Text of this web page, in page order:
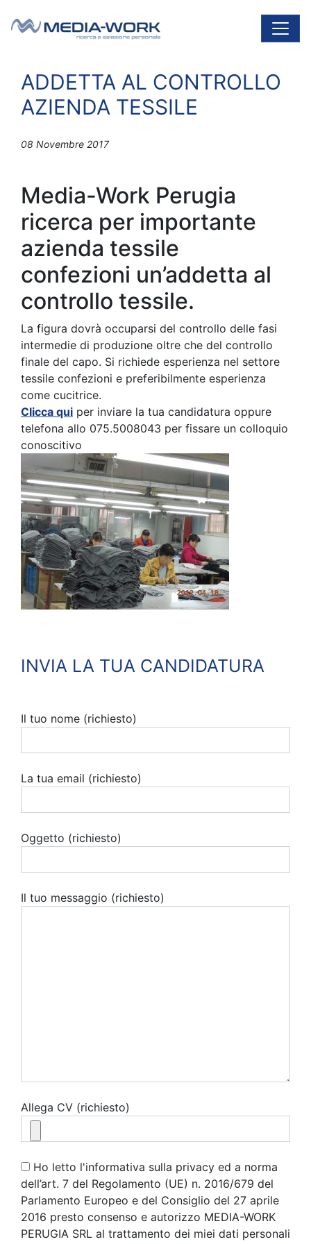
Navigazione principale
ADDETTA AL CONTROLLO
AZIENDA TESSILE
08 Novembre 2017
Media-Work Perugia
ricerca per importante
azienda tessile
confezioni un’addetta al
controllo tessile.
La figura dovrà occuparsi del controllo delle fasi
intermedie di produzione oltre che del controllo
finale del capo. Si richiede esperienza nel settore
tessile confezioni e preferibilmente esperienza
come cucitrice.
Clicca qui per inviare la tua candidatura oppure
telefona allo 075.5008043 per fissare un colloquio
conoscitivo
INVIA LA TUA CANDIDATURA
Il tuo nome (richiesto)
La tua email (richiesto)
Oggetto (richiesto)
Il tuo messaggio (richiesto)
Allega CV (richiesto)
Ho letto l'informativa sulla privacy ed a norma
dell’art. 7 del Regolamento (UE) n. 2016/679 del
Parlamento Europeo e del Consiglio del 27 aprile
2016 presto consenso e autorizzo MEDIA-WORK
PERUGIA SRL al trattamento dei miei dati personali